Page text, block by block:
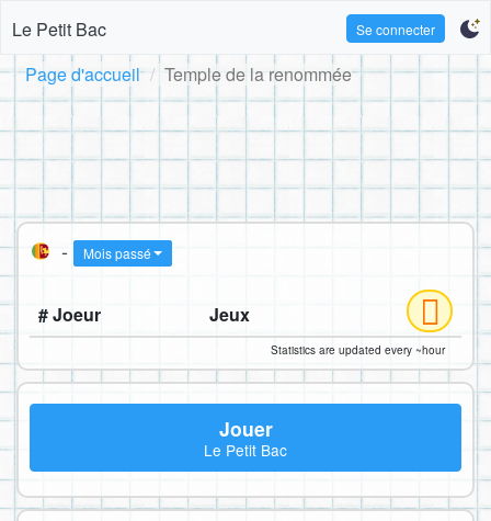
Le Petit Bac Se connecter
Page d'accueil Temple de la renommée
- Mois passé
# Joeur Jeux
Statistics are updated every ~hour
Jouer
Le Petit Bac